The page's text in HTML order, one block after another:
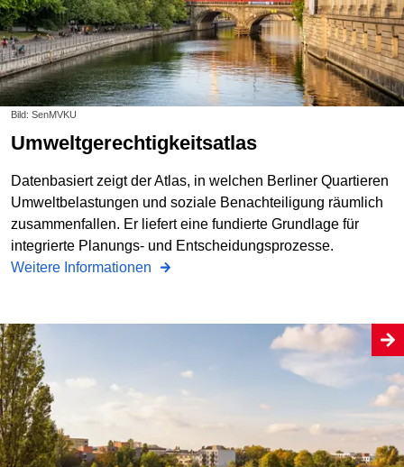
Bild: SenMVKU
Umweltgerechtigkeitsatlas
Datenbasiert zeigt der Atlas, in welchen Berliner Quartieren
Umweltbelastungen und soziale Benachteiligung räumlich
zusammenfallen. Er liefert eine fundierte Grundlage für
integrierte Planungs- und Entscheidungsprozesse.
Weitere Informationen